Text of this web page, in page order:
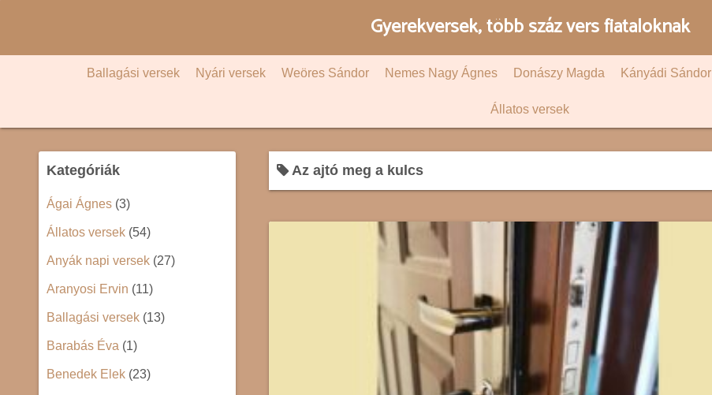
c
Gyerekversek, több száz vers fiataloknak
Ballagási versek Nyári versek Weöres Sándor Nemes Nagy Ágnes Donászy Magda Kányádi Sándor
Állatos versek
Az ajtó meg a kulcs
Kategóriák
Ágai Ágnes (3)
Állatos versek (54)
Anyák napi versek (27)
Aranyosi Ervin (11)
Ballagási versek (13)
Barabás Éva (1)
Benedek Elek (23)